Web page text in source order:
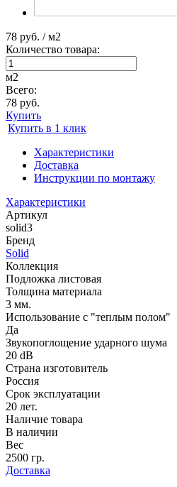
78 руб. / м2
Количество товара:
м2
Всего:
78 руб.
Купить
Купить в 1 клик
Характеристики
Доставка
Инструкции по монтажу
Характеристики
Артикул
solid3
Бренд
Solid
Коллекция
Подложка листовая
Толщина материала
3 мм.
Использование с "теплым полом"
Да
Звукопоглощение ударного шума
20 dB
Страна изготовитель
Россия
Срок эксплуатации
20 лет.
Наличие товара
В наличии
Вес
2500 гр.
Доставка